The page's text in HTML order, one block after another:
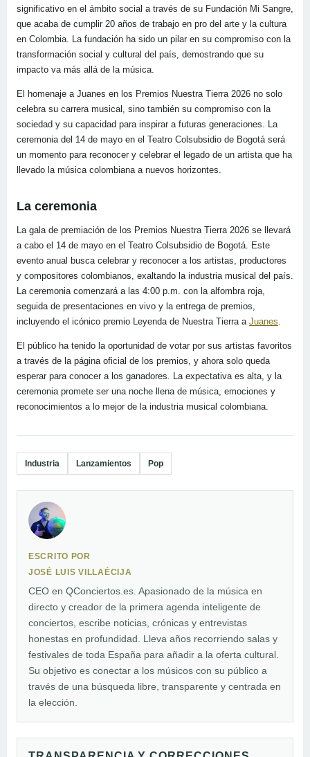
significativo en el ámbito social a través de su Fundación Mi Sangre,
que acaba de cumplir 20 años de trabajo en pro del arte y la cultura
en Colombia. La fundación ha sido un pilar en su compromiso con la
transformación social y cultural del país, demostrando que su
impacto va más allá de la música.
El homenaje a Juanes en los Premios Nuestra Tierra 2026 no solo
celebra su carrera musical, sino también su compromiso con la
sociedad y su capacidad para inspirar a futuras generaciones. La
ceremonia del 14 de mayo en el Teatro Colsubsidio de Bogotá será
un momento para reconocer y celebrar el legado de un artista que ha
llevado la música colombiana a nuevos horizontes.
La ceremonia
La gala de premiación de los Premios Nuestra Tierra 2026 se llevará
a cabo el 14 de mayo en el Teatro Colsubsidio de Bogotá. Este
evento anual busca celebrar y reconocer a los artistas, productores
y compositores colombianos, exaltando la industria musical del país.
La ceremonia comenzará a las 4:00 p.m. con la alfombra roja,
seguida de presentaciones en vivo y la entrega de premios,
incluyendo el icónico premio Leyenda de Nuestra Tierra a Juanes.
El público ha tenido la oportunidad de votar por sus artistas favoritos
a través de la página oficial de los premios, y ahora solo queda
esperar para conocer a los ganadores. La expectativa es alta, y la
ceremonia promete ser una noche llena de música, emociones y
reconocimientos a lo mejor de la industria musical colombiana.
Industria Lanzamientos Pop
ESCRITO POR
JOSÉ LUIS VILLAÉCIJA
CEO en QConciertos.es. Apasionado de la música en
directo y creador de la primera agenda inteligente de
conciertos, escribe noticias, crónicas y entrevistas
honestas en profundidad. Lleva años recorriendo salas y
festivales de toda España para añadir a la oferta cultural.
Su objetivo es conectar a los músicos con su público a
través de una búsqueda libre, transparente y centrada en
la elección.